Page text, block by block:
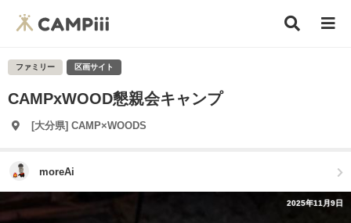
ファミリー 区画サイト
CAMPxWOOD懇親会キャンプ
[大分県] CAMP×WOODS
moreAi
2025年11月9日